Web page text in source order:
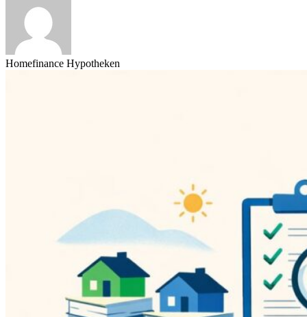
Homefinance Hypotheken